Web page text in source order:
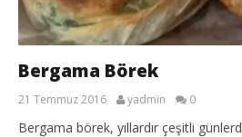
Bergama Börek
21 Temmuz 2016 yadmin 0
Bergama börek, yıllardır çeşitli